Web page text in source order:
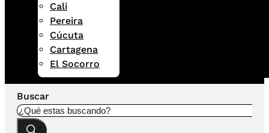
Cali
Pereira
Cúcuta
Cartagena
El Socorro
Buscar